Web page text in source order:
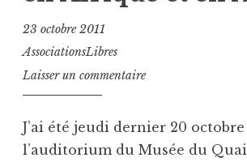
23 octobre 2011
AssociationsLibres
Laisser un commentaire
J’ai été jeudi dernier 20 octobre
l’auditorium du Musée du